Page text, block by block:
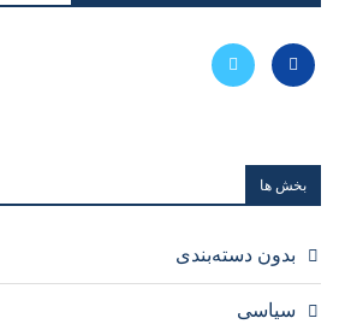
بخش ها
بدون دسته‌بندی
سیاسی